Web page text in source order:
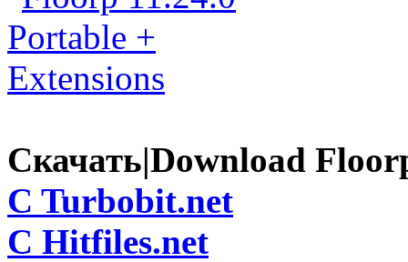
Скачать|Download
C Turbobit.net
C Hitfiles.net